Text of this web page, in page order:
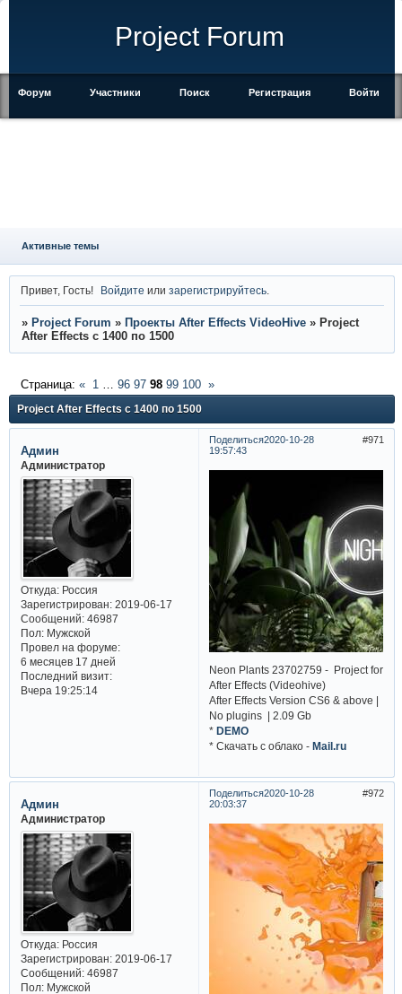
Project Forum
Форум Участники Поиск Регистрация Войти
Активные темы
Привет, Гость! Войдите илизарегистрируйтесь
» Project Forum » Проекты After Effects VideoHive » Project
After Effects с 1400 по 1500
Project After Effects с 1400 по 1500
Страница: « 1 96 97 98 99 100 »
Поделиться 971
2020-10-28
19:57:43
Админ
Администратор
Откуда:Россия
Зарегистрирован: 2019-06-17
Сообщений:46987
Пол:Мужской
Провел на форуме:
6 месяцев 17 дней
Последний визит:
Вчера 19:25:14
Neon Plants 23702759 - Project for
After Effects (Videohive)
After Effects Version CS6 & above |
No plugins | 2.09 Gb
* DEMO
* Cкачать с облако - Mail.ru
Поделиться 972
2020-10-28
20:03:37
Админ
Администратор
Откуда:Россия
Зарегистрирован: 2019-06-17
Сообщений:46987
Пол:Мужской